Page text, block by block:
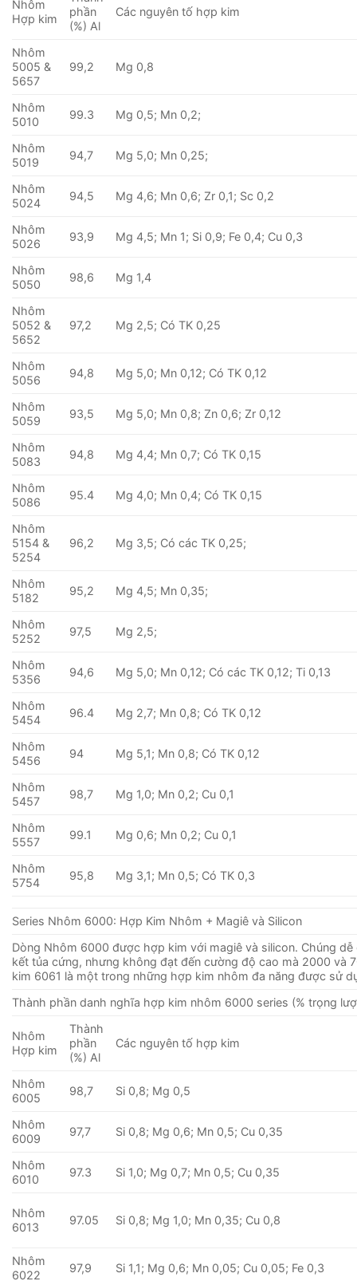
Nhôm
Hợp kim
phần
(%) Al
Các nguyên tố hợp kim
Nhôm
5005 &
5657
99,2 Mg 0,8
Nhôm
5010
99.3 Mg 0,5; Mn 0,2;
Nhôm
5019
94,7 Mg 5,0; Mn 0,25;
Nhôm
5024
94,5 Mg 4,6; Mn 0,6; Zr 0,1; Sc 0,2
Nhôm
5026
93,9 Mg 4,5; Mn 1; Si 0,9; Fe 0,4; Cu 0,3
Nhôm
5050
98,6 Mg 1,4
Nhôm
5052 &
5652
97,2 Mg 2,5; Có TK 0,25
Nhôm
5056
94,8 Mg 5,0; Mn 0,12; Có TK 0,12
Nhôm
5059
93,5 Mg 5,0; Mn 0,8; Zn 0,6; Zr 0,12
Nhôm
5083
94,8 Mg 4,4; Mn 0,7; Có TK 0,15
Nhôm
5086
95.4 Mg 4,0; Mn 0,4; Có TK 0,15
Nhôm
5154 &
5254
96,2 Mg 3,5; Có các TK 0,25;
Nhôm
5182
95,2 Mg 4,5; Mn 0,35;
Nhôm
5252
97,5 Mg 2,5;
Nhôm
5356
94,6 Mg 5,0; Mn 0,12; Có các TK 0,12; Ti 0,13
Nhôm
5454
96.4 Mg 2,7; Mn 0,8; Có TK 0,12
Nhôm
5456
94 Mg 5,1; Mn 0,8; Có TK 0,12
Nhôm
5457
98,7 Mg 1,0; Mn 0,2; Cu 0,1
Nhôm
5557
99.1 Mg 0,6; Mn 0,2; Cu 0,1
Nhôm
5754
95,8 Mg 3,1; Mn 0,5; Có TK 0,3
Series Nhôm 6000: Hợp Kim Nhôm + Magiê và Silicon
Dòng Nhôm 6000 được hợp kim với magiê và silicon. Chúng
kết tủa cứng, nhưng không đạt đến cường độ cao mà 2000 và
kim 6061 là một trong những hợp kim nhôm đa ​​năng được sử
Thành phần danh nghĩa hợp kim nhôm 6000 series (% trọng
Nhôm
Hợp kim
Thành
phần
(%) Al
Các nguyên tố hợp kim
Nhôm
6005
98,7 Si 0,8; Mg 0,5
Nhôm
6009
97,7 Si 0,8; Mg 0,6; Mn 0,5; Cu 0,35
Nhôm
6010
97.3 Si 1,0; Mg 0,7; Mn 0,5; Cu 0,35
Nhôm
6013
97.05 Si 0,8; Mg 1,0; Mn 0,35; Cu 0,8
Nhôm
6022
97,9 Si 1,1; Mg 0,6; Mn 0,05; Cu 0,05; Fe 0,3